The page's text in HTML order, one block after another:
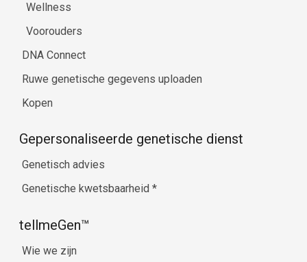
Wellness
Voorouders
DNA Connect
Ruwe genetische gegevens uploaden
Kopen
Gepersonaliseerde genetische dienst
Genetisch advies
Genetische kwetsbaarheid *
tellmeGen™
Wie we zijn